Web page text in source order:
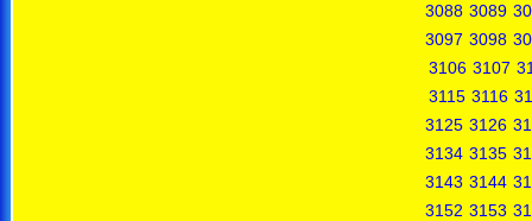
3088 3089
3097 3098
3106 3107
3115 3116
3125 3126
3134 3135
3143 3144
3152 3153